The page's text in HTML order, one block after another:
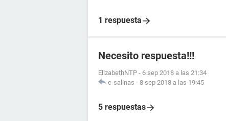
1 respuesta
Necesito respuesta!!!
ElizabethNTP - 6 sep 2018 a las 21:34
c-salinas - 8 sep 2018 a las 19:45
5 respuestas